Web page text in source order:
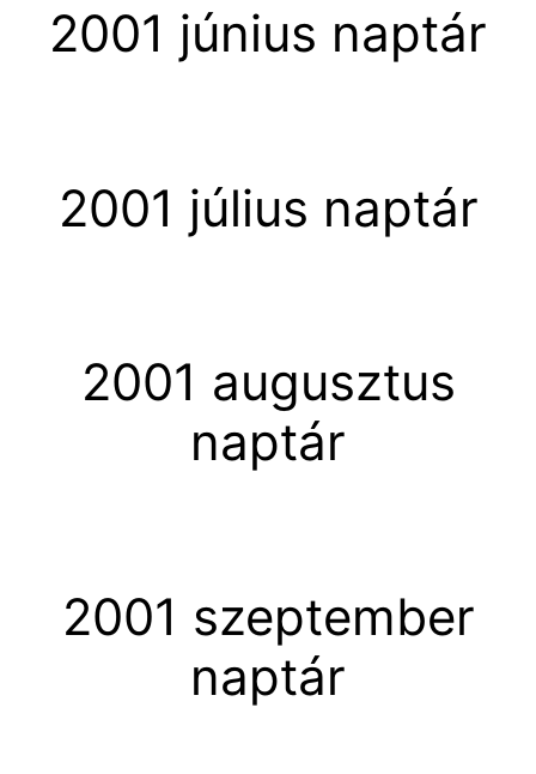
2001 június naptár
2001 július naptár
2001 augusztus
naptár
2001 szeptember
naptár